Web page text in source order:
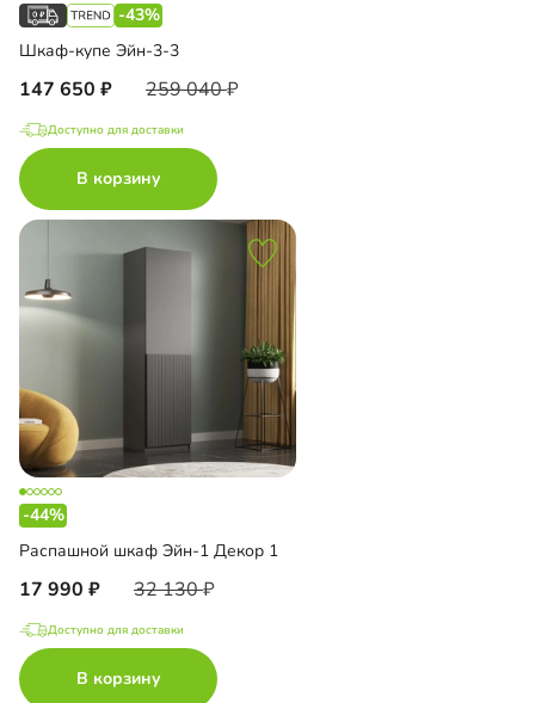
-43%
Шкаф-купе Эйн-3-3
147 650 259 040
Доступно для доставки
В корзину
-44%
Распашной шкаф Эйн-1 Декор 1
17 990 32 130
Доступно для доставки
В корзину